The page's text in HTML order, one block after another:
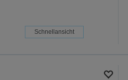
Schnellansicht